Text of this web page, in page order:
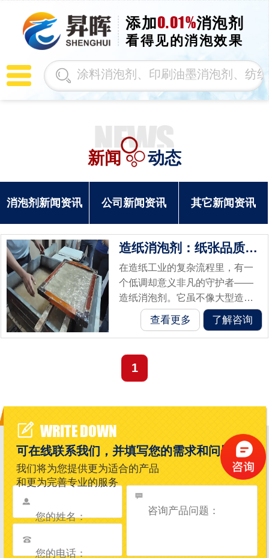
添加0.01%消泡剂
看得见的消泡效果
新闻动态
消泡剂新闻资讯 公司新闻资讯 其它新闻资讯
造纸消泡剂：纸张品质的守护者
在造纸工业的复杂流程里，有一
个低调却意义非凡的守护者——
造纸消泡剂。它虽不像大型造纸
设备那般引人注目，却在保障纸
张生产质量与效率方面发挥着不
中泡沫问题的...
查看更多 了解咨询
1
WRITE DOWN
可在线联系我们，并填写您的需求和问题
我们将为您提供更为适合的产品
和更为完善专业的服务